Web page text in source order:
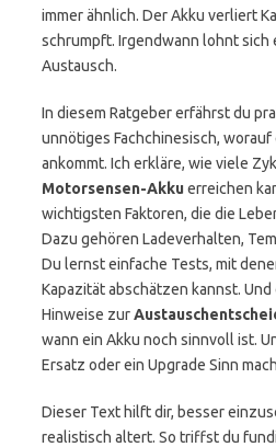
immer ähnlich. Der Akku verliert
schrumpft. Irgendwann lohnt sich
Austausch.
In diesem Ratgeber erfährst du
unnötiges Fachchinesisch, worauf
ankommt. Ich erkläre, wie viele
Motorsensen-Akkuerreichen
wichtigsten Faktoren, die die
Dazu gehören Ladeverhalten,
Du lernst einfache Tests, mit
Kapazität abschätzen kannst.
Hinweise zur
wann ein Akku noch sinnvoll ist.
Ersatz oder ein Upgrade Sinn
Dieser Text hilft dir, besser
realistisch altert. So triffst du